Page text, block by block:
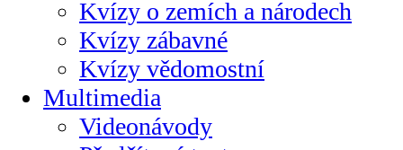
Kvízy o zemích a národech
Kvízy zábavné
Kvízy vědomostní
Multimedia
Videonávody